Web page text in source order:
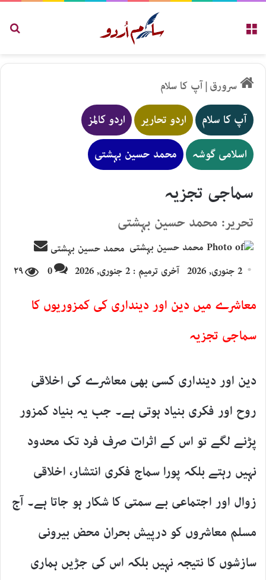
سرورق|آپ کا سلام
آپ کا سلام اردو تحاریر اردو کالمز
اسلامی گوشہ محمد حسین بہشتی
سماجی تجزیہ
تحریر: محمد حسین بہشتی
محمد حسین بہشتی
Send
email
2 جنوری, 2026 آخری ترمیم : 2 جنوری, 2026 0 ۲۹
معاشرے میں دین اور دینداری کی کمزوریوں کا
سماجی تجزیہ
دین اور دینداری کسی بھی معاشرے کی اخلاقی
روح اور فکری بنیاد ہوتی ہے۔ جب یہ بنیاد کمزور
پڑنے لگے تو اس کے اثرات صرف فرد تک محدود
نہیں رہتے بلکہ پورا سماج فکری انتشار، اخلاقی
زوال اور اجتماعی بے سمتی کا شکار ہو جاتا ہے۔ آج
مسلم معاشروں کو درپیش بحران محض بیرونی
سازشوں کا نتیجہ نہیں بلکہ اس کی جڑیں ہماری